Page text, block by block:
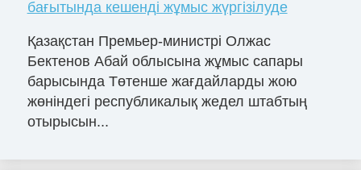
бағытында кешенді жұмыс жүргізілуде
Қазақстан Премьер-министрі Олжас
Бектенов Абай облысына жұмыс сапары
барысында Төтенше жағдайларды жою
жөніндегі республикалық жедел штабтың
отырысын...